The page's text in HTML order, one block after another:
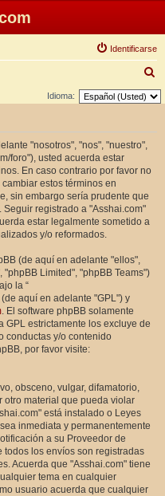
Identificarse
u
Idioma:
"nosotros", "nos", "nuestro",
foro"), usted acuerda estar
En caso contrario por favor no
estos términos en
sin embargo sería prudente que
registrado a "Asshai.com"
estar legalmente sometido a
y/o reformados.
(de aquí en adelante "ellos",
"phpBB Limited", "phpBB Teams")
la “
(de aquí en adelante "GPL") y
. El software phpBB solamente
GPL estrictamente los excluye de
conductas y/o contenido
por favor visite:
obsceno, vulgar, difamatorio,
otro material que pueda violar
está instalado o Leyes
inmediata y permanentemente
a su Proveedor de
todos los envíos son registradas
Acuerda que "Asshai.com" tiene
tema en cualquier
usuario acuerda que cualquier